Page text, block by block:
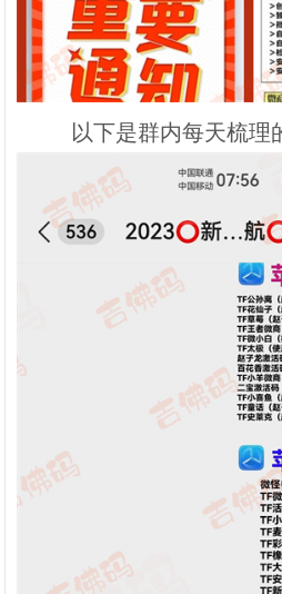
以下是群内每天梳理